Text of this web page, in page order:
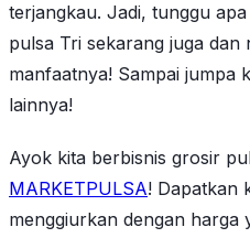
terjangkau. Jadi, tunggu
pulsa Tri sekarang juga dan
manfaatnya! Sampai jumpa
lainnya!
Ayok kita berbisnis grosir
MARKETPULSA! Dapatkan
menggiurkan dengan harga